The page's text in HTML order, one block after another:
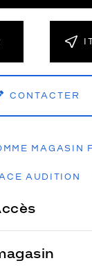
CONTACTER
MAGASIN
AUDITION